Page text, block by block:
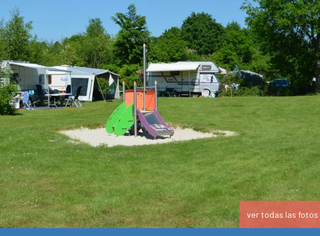
ver todas las fotos